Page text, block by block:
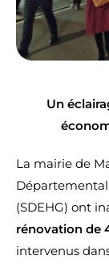
Un
La mairie de
Départemental
(SDEHG) ont
rénovation de
intervenus